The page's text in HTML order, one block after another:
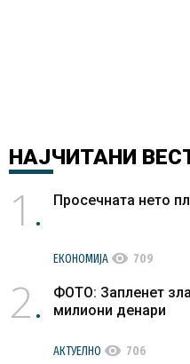
НАЈЧИТАНИ
1 Просечната нето
ЕКОНОМИЈА visibility 709
2
ФОТО: Запленет
милиони денари
АКТУЕЛНО visibility 706